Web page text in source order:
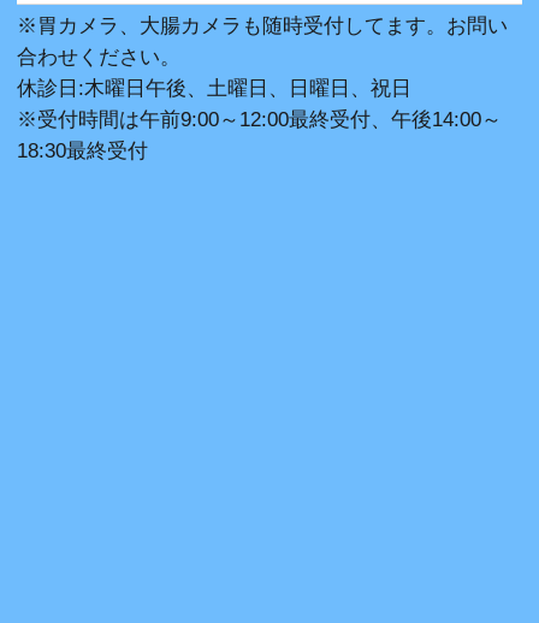
※胃カメラ、大腸カメラも随時受付してます。お問い
合わせください。
休診日:木曜日午後、土曜日、日曜日、祝日
※受付時間は午前9:00～12:00最終受付、午後14:00～
18:30最終受付